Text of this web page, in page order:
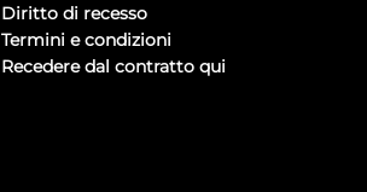
Diritto di recesso
Termini e condizioni
Recedere dal contratto qui